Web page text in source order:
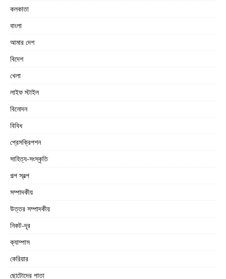
কলকাতা
বাংলা
আমার দেশ
বিদেশ
খেলা
লাইফ স্টাইল
বিনোদন
বিবিধ
প্রেসক্রিপশন
সাহিত্য-সংস্কৃতি
গল্প স্বল্প
সম্পাদকীয়
উত্তর সম্পাদকীয়
নিকট-দূর
ক্যাম্পাস
কেরিয়ার
ছোটোদের পাতা